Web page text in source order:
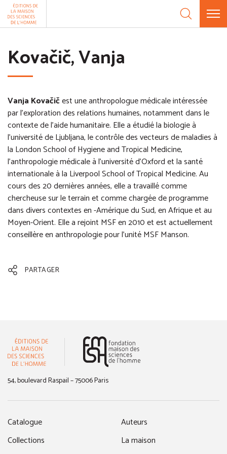
Aller au contenu
Kovačič, Vanja
Vanja Kovačičest une anthropologue médicale intéressée
par l'exploration des relations humaines, notamment dans le
contexte de l'aide humanitaire. Elle a étudié la biologie à
l’université de Ljubljana, le contrôle des vecteurs de maladies à
la London School of Hygiene and Tropical Medicine,
l’anthropologie médicale à l’université d’Oxford et la santé
internationale à la Liverpool School of Tropical Medicine. Au
cours des 20 dernières années, elle a travaillé comme
chercheuse sur le terrain et comme chargée de programme
dans divers contextes en-Amérique du Sud, enAfrique et au
Moyen-Orient. Elle a rejoint MSF en 2010 et est actuellement
conseillère en anthropologie pour l’unité MSF Manson.
PARTAGER
54, boulevard Raspail – 75006 Paris
Catalogue
Collections
Auteurs
La maison
Panneau de gestion des cookies